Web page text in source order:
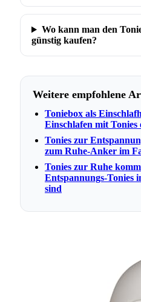
Wo kann man den
günstig kaufen?
Weitere empfohlene
Toniebox als
Einschlafen mit Tonies
Tonies zur
zum Ruhe-Anker im
Tonies zur Ruhe
Entspannungs-Tonies
sind